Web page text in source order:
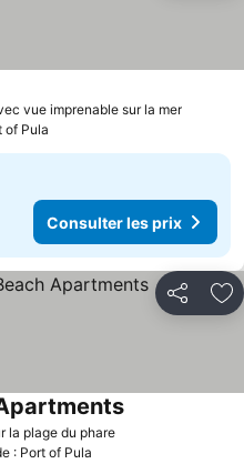
vue imprenable sur la mer
of Pula
Consulter les prix
Partager
la plage du phare
: Port of Pula